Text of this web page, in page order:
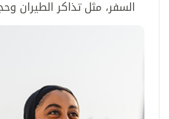
السفر، مثل تذاكر الطيران